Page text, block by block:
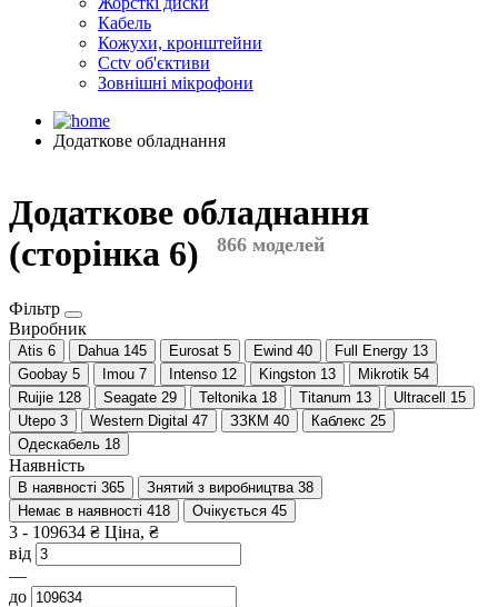
Кабель
Кожухи, кронштейни
Cctv об'єктиви
Зовнішні мікрофони
Додаткове обладнання
Додаткове обладнання
(сторінка 6)
866 моделей
Фільтр
Виробник
Atis 6 Dahua 145 Eurosat 5 Ewind 40 Full Energy 13
Goobay 5 Imou 7 Intenso 12 Kingston 13 Mikrotik 54
Ruijie 128 Seagate 29 Teltonika 18 Titanum 13 Ultracell
15
Utepo 3 Western Digital 47 ЗЗКМ 40 Каблекс 25
Одескабель 18
Наявність
В наявності 365 Знятий з виробництва 38
Немає в наявності 418 Очікується 45
3 - 109634 ₴ Ціна, ₴
від
—
до